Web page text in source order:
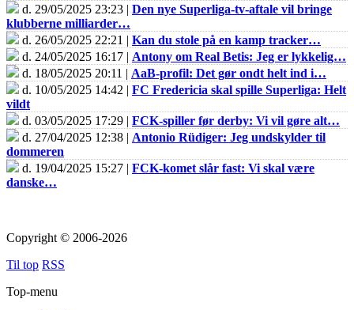
d. 29/05/2025 23:23 | Den nye Superliga-tv-aftale vil bringe
klubberne milliarder…
d. 26/05/2025 22:21 | Kan du stole på en kamp tracker…
d. 24/05/2025 16:17 | Antony om Real Betis: Jeg er lykkelig…
d. 18/05/2025 20:11 | AaB-profil: Det gør ondt helt ind i…
d. 10/05/2025 14:42 | FC Fredericia skal spille Superliga: Helt
vildt
d. 03/05/2025 17:29 | FCK-spiller før derby: Vi vil gøre alt…
d. 27/04/2025 12:38 | Antonio Rüdiger: Jeg undskylder til
dommeren
d. 19/04/2025 15:27 | FCK-komet slår fast: Vi skal være
danske…
Copyright © 2006-2026
Til top RSS
Top-menu